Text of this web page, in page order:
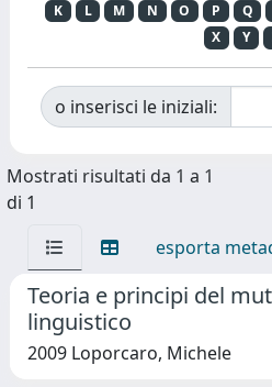
K
L M N O P Q
X
Y
o inserisci le iniziali:
Mostrati risultati da 1 a 1
di 1
esporta
Teoria e principi del
linguistico
2009 Loporcaro, Michele